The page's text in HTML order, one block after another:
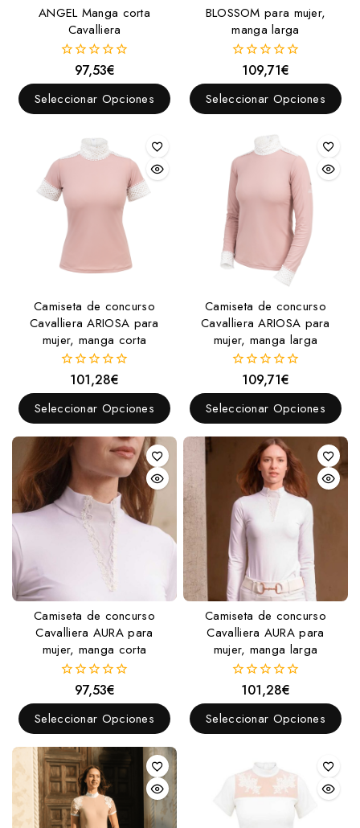
ANGEL Manga corta
Cavalliera
fuera
de
5
97,53€
Seleccionar Opciones
BLOSSOM para mujer,
manga larga
fuera
de
5
109,71€
Seleccionar Opciones
Camiseta de concurso
Cavalliera ARIOSA para
mujer, manga corta
fuera
de
101,28€
Seleccionar Opciones
Camiseta de concurso
Cavalliera ARIOSA para
mujer, manga larga
fuera
de
109,71€
Seleccionar Opciones
Camiseta de concurso
Cavalliera AURA para
mujer, manga corta
fuera
de
97,53€
Seleccionar Opciones
Camiseta de concurso
Cavalliera AURA para
mujer, manga larga
fuera
de
101,28€
Seleccionar Opciones